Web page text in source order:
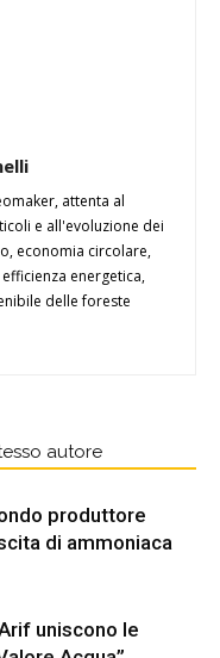
attenta al
e all'evoluzione dei
economia circolare,
energetica,
delle foreste
autore
produttore
di ammoniaca
uniscono le